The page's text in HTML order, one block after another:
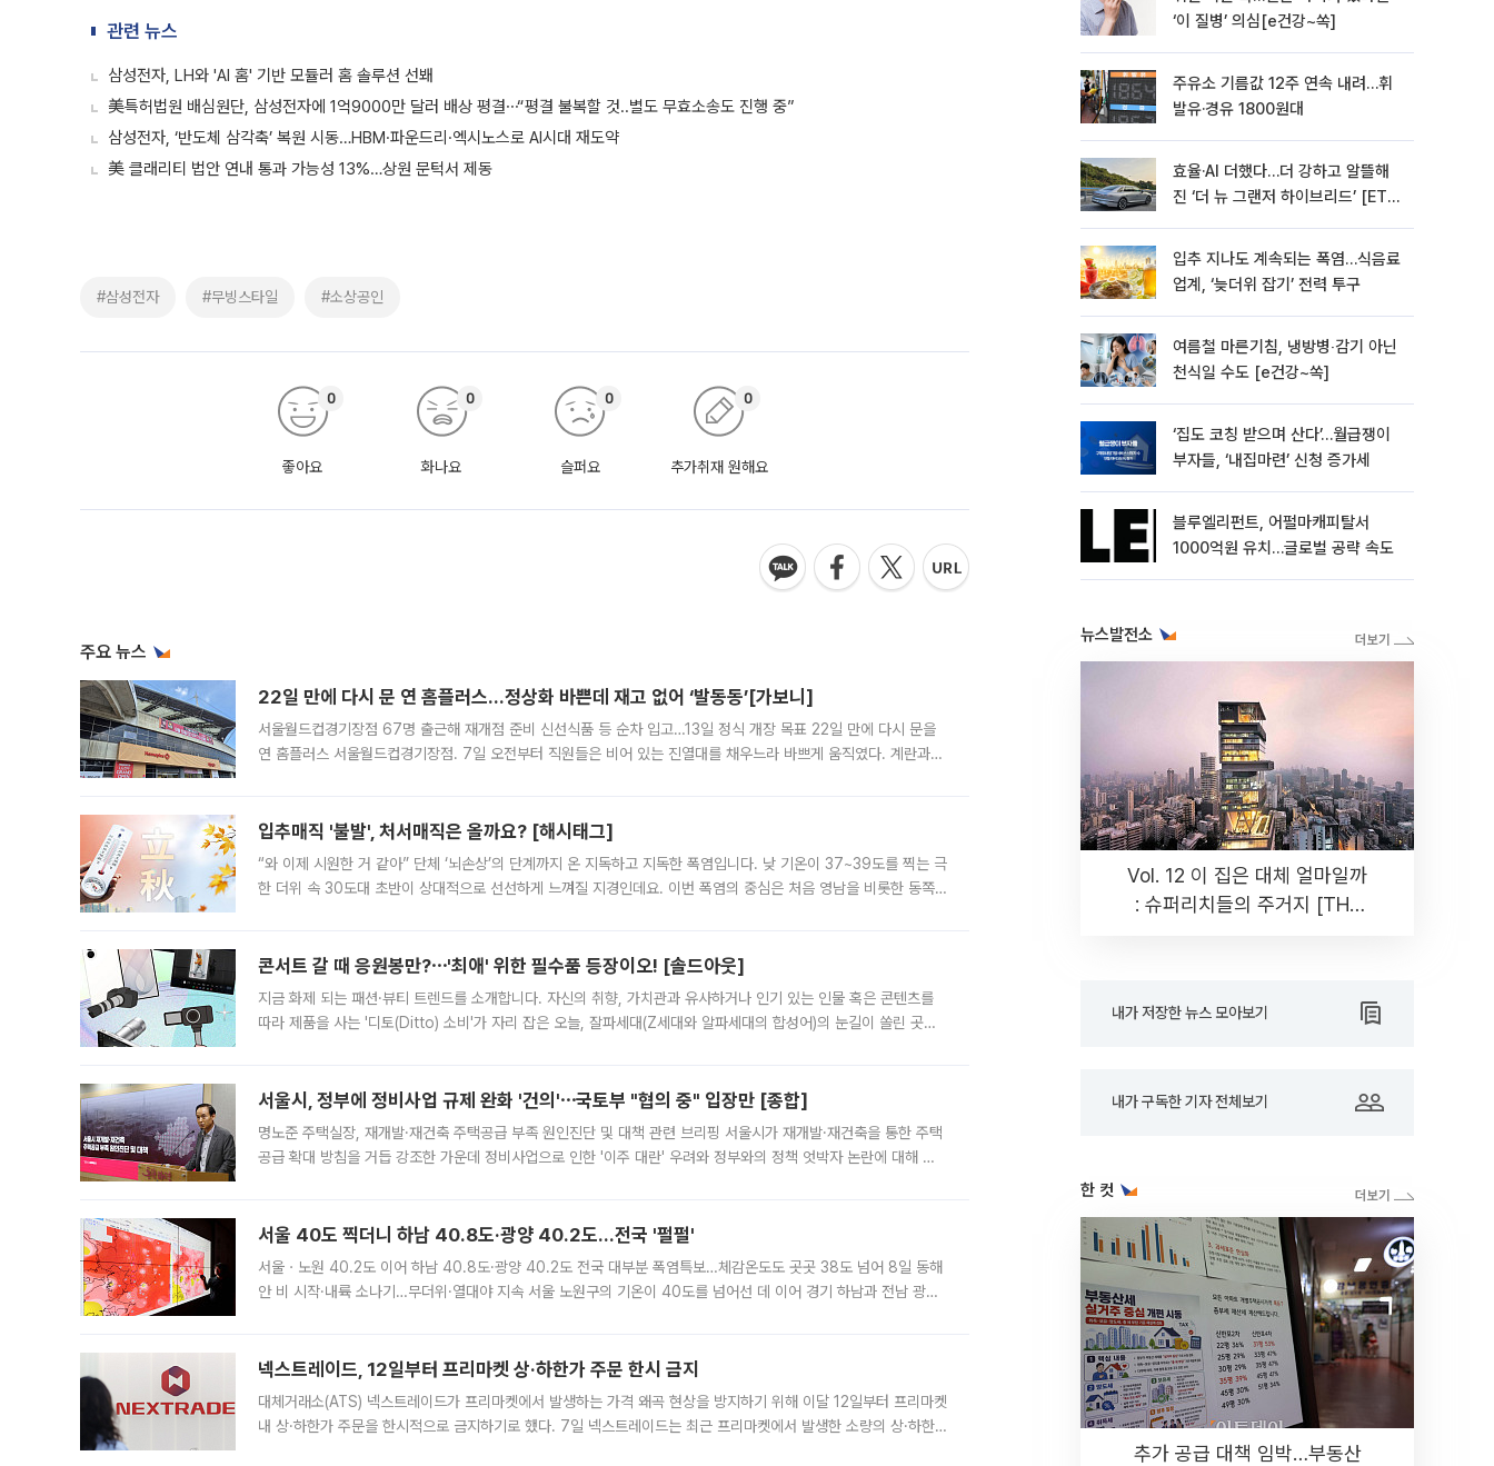
관련 뉴스
삼성전자, LH와 'AI 홈' 기반 모듈러 홈 솔루션 선봬
美특허법원 배심원단, 삼성전자에 1억9000만 달러 배상 평결⋯“평결 불복할 것..별도 무효소송도 진행 중”
삼성전자, ‘반도체 삼각축’ 복원 시동…HBM·파운드리·엑시노스로 AI시대 재도약
美 클래리티 법안 연내 통과 가능성 13%…상원 문턱서 제동
#삼성전자 #무빙스타일 #소상공인
좋아요
0
화나요
0
슬퍼요
0
추가취재 원해요
0
주요 뉴스
22일 만에 다시 문 연 홈플러스…정상화 바쁜데 재고 없어 ‘발동동’[가보니]
서울월드컵경기장점 67명 출근해 재개점 준비 신선식품 등 순차 입고…13일 정식 개장 목표 22일 만에 다시 문을
연 홈플러스 서울월드컵경기장점. 7일 오전부터 직원들은 비어 있는 진열대를 채우느라 바쁘게 움직였다. 계란과
입추매직 '불발', 처서매직은 올까요? [해시태그]
“와 이제 시원한 거 같아” 단체 ‘뇌손상’의 단계까지 온 지독하고 지독한 폭염입니다. 낮 기온이 37~39도를 찍는 극
한 더위 속 30도대 초반이 상대적으로 선선하게 느껴질 지경인데요. 이번 폭염의 중심은 처음 영남을 비롯한 동쪽
콘서트 갈 때 응원봉만?⋯'최애' 위한 필수품 등장이오! [솔드아웃]
지금 화제 되는 패션·뷰티 트렌드를 소개합니다. 자신의 취향, 가치관과 유사하거나 인기 있는 인물 혹은 콘텐츠를
따라 제품을 사는 '디토(Ditto) 소비'가 자리 잡은 오늘, 잘파세대(Z세대와 알파세대의 합성어)의 눈길이 쏠린 곳은
서울시, 정부에 정비사업 규제 완화 '건의'⋯국토부 "협의 중" 입장만 [종합]
명노준 주택실장, 재개발·재건축 주택공급 부족 원인진단 및 대책 관련 브리핑 서울시가 재개발·재건축을 통한 주택
공급 확대 방침을 거듭 강조한 가운데 정비사업으로 인한 '이주 대란' 우려와 정부와의 정책 엇박자 논란에 대해 정
서울 40도 찍더니 하남 40.8도·광양 40.2도…전국 '펄펄'
서울ㆍ노원 40.2도 이어 하남 40.8도·광양 40.2도 전국 대부분 폭염특보…체감온도도 곳곳 38도 넘어 8일 동해
안 비 시작·내륙 소나기…무더위·열대야 지속 서울 노원구의 기온이 40도를 넘어선 데 이어 경기 하남과 전남 광양
넥스트레이드, 12일부터 프리마켓 상·하한가 주문 한시 금지
대체거래소(ATS) 넥스트레이드가 프리마켓에서 발생하는 가격 왜곡 현상을 방지하기 위해 이달 12일부터 프리마켓
내 상·하한가 주문을 한시적으로 금지하기로 했다. 7일 넥스트레이드는 최근 프리마켓에서 발생한 소량의 상·하한
‘이 질병’ 의심[e건강~쏙]
주유소 기름값 12주 연속 내려…휘
발유·경유 1800원대
효율·AI 더했다…더 강하고 알뜰해
진 ‘더 뉴 그랜저 하이브리드’ [ET의
입추 지나도 계속되는 폭염…식음료
업계, ‘늦더위 잡기’ 전력 투구
여름철 마른기침, 냉방병‧감기 아닌
천식일 수도 [e건강~쏙]
‘집도 코칭 받으며 산다’…월급쟁이
부자들, ‘내집마련’ 신청 증가세
블루엘리펀트, 어펄마캐피탈서
1000억원 유치…글로벌 공략 속도
뉴스발전소
Vol. 12 이 집은 대체 얼마일까
: 슈퍼리치들의 주거지 [THE
내가 저장한 뉴스 모아보기
내가 구독한 기자 전체보기
한 컷
추가 공급 대책 임박…부동산